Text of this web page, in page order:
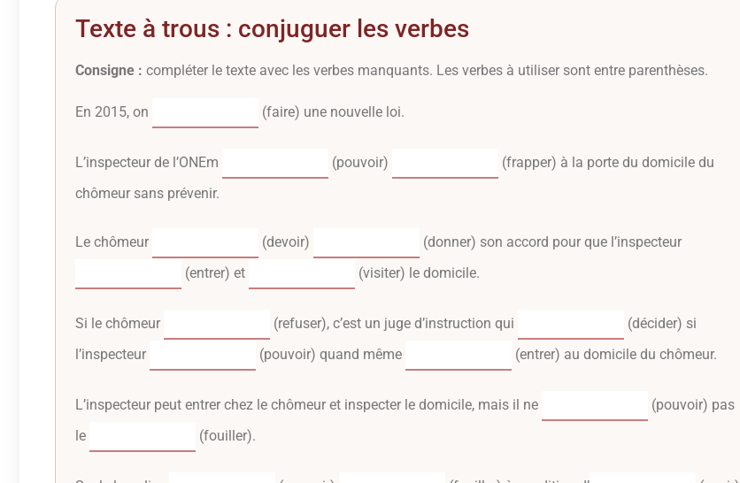
Texte à trous : conjuguer les verbes
Consigne : compléter le texte avec les verbes manquants. Les verbes à utiliser sont entre parenthèses.
En 2015, on (faire) une nouvelle loi.
L’inspecteur de l’ONEm (pouvoir)
(frapper) à la porte du domicile du
chômeur sans prévenir.
Le chômeur (devoir)
(donner) son accord pour que l’inspecteur
(entrer) et
(visiter) le domicile.
Si le chômeur (refuser), c’est un juge d’instruction qui
(décider) si
l’inspecteur
(pouvoir) quand même (entrer) au domicile du chômeur.
L’inspecteur peut entrer chez le chômeur et inspecter le domicile, mais il ne
(pouvoir) pas
le
(fouiller).